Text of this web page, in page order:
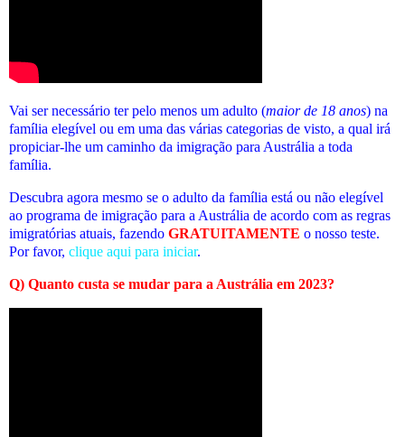
Vai ser necessário ter pelo menos um adulto (maior de 18 anos) na
família elegível ou em uma das várias categorias de visto, a qual irá
propiciar-lhe um caminho da imigração para Austrália a toda
família.
Descubra agora mesmo se o adulto da família está ou não elegível
ao programa de imigração para a Austrália de acordo com as regras
imigratórias atuais, fazendo GRATUITAMENTE o nosso teste.
Por favor, clique aqui para iniciar.
Q) Quanto custa se mudar para a Austrália em 2023?